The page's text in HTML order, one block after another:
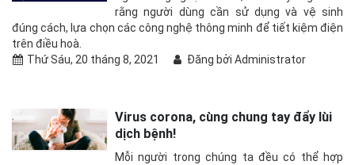
rằng người dùng cần sử dụng và vệ sinh
đúng cách, lựa chọn các công nghệ thông minh để tiết kiệm điện
trên điều hoà.
Thứ Sáu, 20 tháng 8, 2021
Đăng bởi Administrator
Virus corona, cùng chung tay đẩy lùi
dịch bệnh!
Mỗi người trong chúng ta đều có thể hợp